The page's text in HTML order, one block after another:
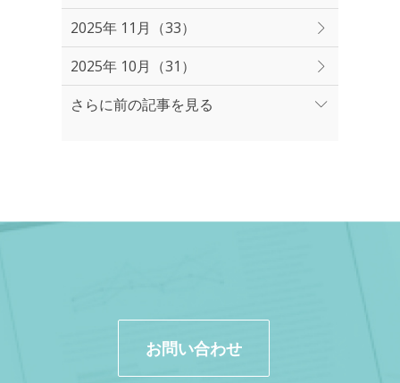
2025年 11月（33）
2025年 10月（31）
さらに前の記事を見る
お問い合わせ